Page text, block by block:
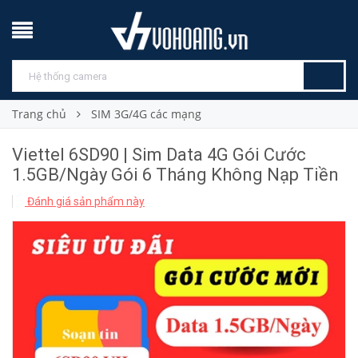
Trang chủ SIM 3G/4G các mạng
Viettel 6SD90 | Sim Data 4G Gói Cước
1.5GB/Ngày Gói 6 Tháng Không Nạp Tiền
Đánh giá sản phẩm này